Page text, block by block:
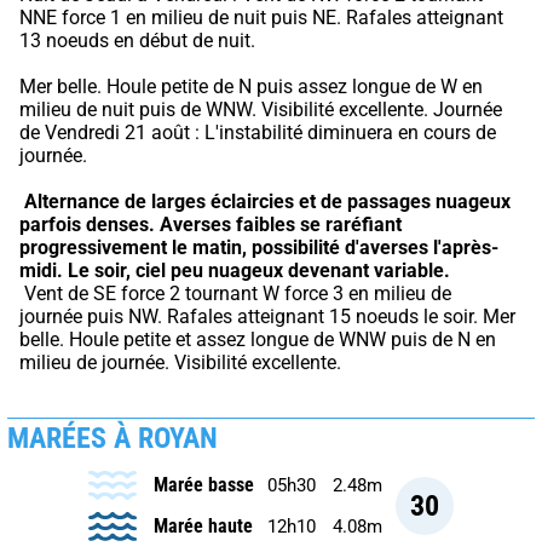
NNE force 1 en milieu de nuit puis NE. Rafales atteignant
13 noeuds en début de nuit.
Mer belle. Houle petite de N puis assez longue de W en
milieu de nuit puis de WNW. Visibilité excellente. Journée
de Vendredi 21 août : L'instabilité diminuera en cours de
journée.
Alternance de larges éclaircies et de passages nuageux
parfois denses. Averses faibles se raréfiant
progressivement le matin, possibilité d'averses l'après-
midi. Le soir, ciel peu nuageux devenant variable.
journée puis NW. Rafales atteignant 15 noeuds le soir. Mer
belle. Houle petite et assez longue de WNW puis de N en
milieu de journée. Visibilité excellente.
MARÉES À ROYAN
30
Marée basse 05h30 2.48m
Marée haute 12h10 4.08m